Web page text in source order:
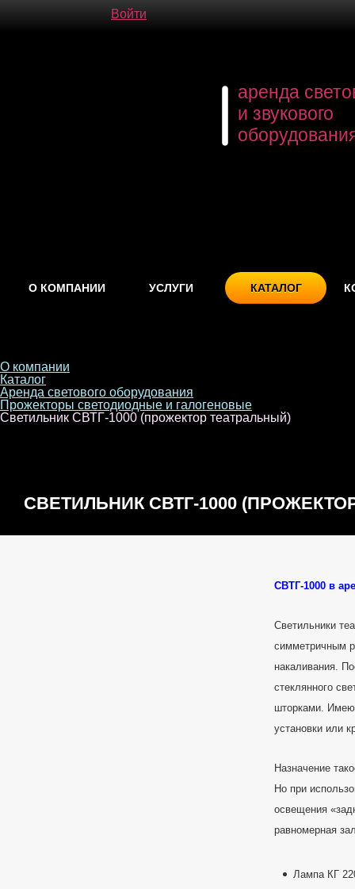
Войти
аренда
и звукового
О КОМПАНИИ УСЛУГИ КАТАЛОГ
О компании
Каталог
Аренда светового оборудования
Прожекторы светодиодные и галогеновые
Светильник СВТГ-1000 (прожектор театральный)
СВЕТИЛЬНИК СВТГ-1000
СВТГ-1000 в
Светильники
симметричным
накаливания.
стеклянного
шторками.
установки или
Назначение
Но при
освещения
равномерная
Лампа КГ